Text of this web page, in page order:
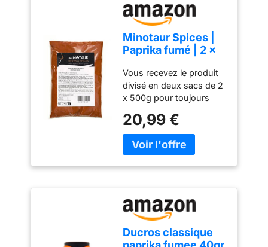
Minotaur Spices |
Paprika fumé | 2 x
fumé en poudre
Vous recevez le produit
divisé en deux sacs de 2
x 500g pour toujours
fumé frais. Meilleur
rapport qualité-prix grâce
à l'achat direct en
pour le goulasch ou pour
les grillades Sans
conservateur, sans
exhausteur de goût
ajouté, sans arôme, sans
20,99 €
Ducros classique